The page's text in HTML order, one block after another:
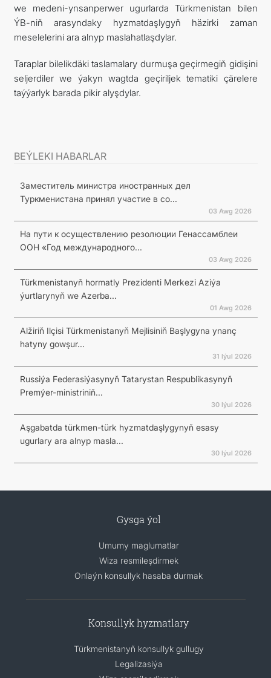
we medeni-ynsanperwer ugurlarda Türkmenistan bilen
ÝB-niň arasyndaky hyzmatdaşlygyň häzirki zaman
meselelerini ara alnyp maslahatlaşdylar.
Taraplar bilelikdäki taslamalary durmuşa geçirmegiň gidişini
seljerdiler we ýakyn wagtda geçiriljek tematiki çärelere
taýýarlyk barada pikir alyşdylar.
BEÝLEKI HABARLAR
Заместитель министра иностранных дел
Туркменистана принял участие в со...
03 Awg 2026
На пути к осуществлению резолюции Генассамблеи
ООН «Год международного...
03 Awg 2026
Türkmenistanyň hormatly Prezidenti Merkezi Aziýa
ýurtlarynyň we Azerba...
01 Awg 2026
Alžiriň Ilçisi Türkmenistanyň Mejlisiniň Başlygyna ynanç
hatyny gowşur...
31 Iýul 2026
Russiýa Federasiýasynyň Tatarystan Respublikasynyň
Premýer-ministriniň...
30 Iýul 2026
Aşgabatda türkmen-türk hyzmatdaşlygynyň esasy
ugurlary ara alnyp masla...
30 Iýul 2026
Gysga ýol
Umumy maglumatlar
Wiza resmileşdirmek
Onlaýn konsullyk hasaba durmak
Konsullyk hyzmatlary
Türkmenistanyň konsullyk gullugy
Legalizasiýa